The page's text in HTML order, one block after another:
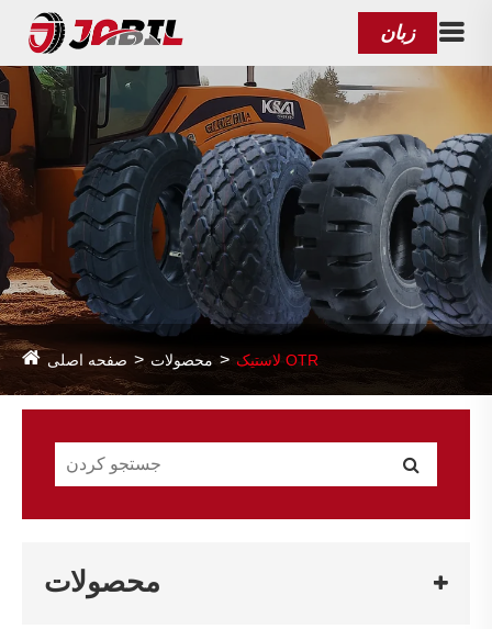
زبان
صفحه اصلی محصولات لاستیک OTR
محصولات